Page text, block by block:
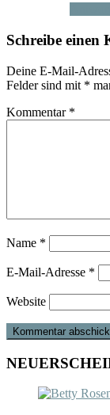
Schreibe einen
Deine E-Mail-
Felder sind mit *
Kommentar *
Name *
E-Mail-Adresse *
Website